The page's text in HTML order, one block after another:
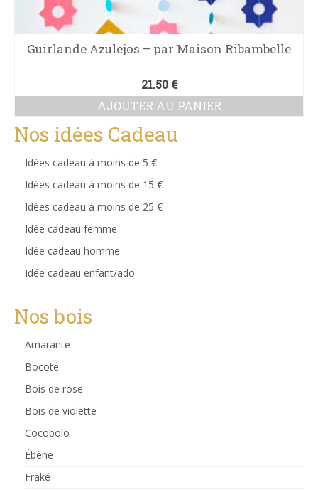
Guirlande Azulejos – par Maison Ribambelle
21.50 €
AJOUTER AU PANIER
Nos idées Cadeau
Idées cadeau à moins de 5 €
Idées cadeau à moins de 15 €
Idées cadeau à moins de 25 €
Idée cadeau femme
Idée cadeau homme
Idée cadeau enfant/ado
Nos bois
Amarante
Bocote
Bois de rose
Bois de violette
Cocobolo
Ébène
Fraké